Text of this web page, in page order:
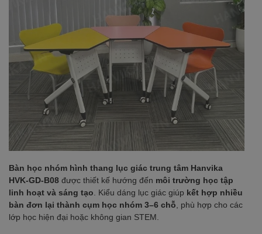
Bàn học nhóm hình thang lục giác trung tâm Hanvika
HVK-GD-B08 được thiết kế hướng đến môi trường học tập
linh hoạt và sáng tạo . Kiểu dáng lục giác giúp kết hợp nhiều
bàn đơn lại thành cụm học nhóm 3–6 chỗ , phù hợp cho các
lớp học hiện đại hoặc không gian STEM.